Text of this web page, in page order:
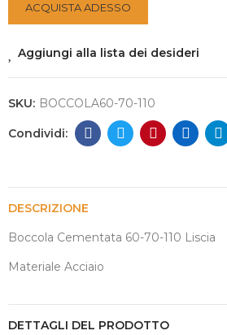
ACQUISTA ADESSO
Aggiungi alla lista dei desideri
SKU: BOCCOLA60-70-110
DESCRIZIONE
Boccola Cementata 60-70-110 Liscia
Materiale Acciaio
DETTAGLI DEL PRODOTTO